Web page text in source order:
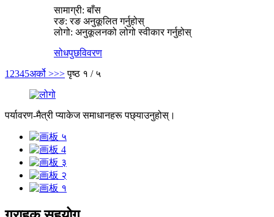
सामाग्री: बाँस
रङ: रङ अनुकूलित गर्नुहोस्
लोगो: अनुकूलनको लोगो स्वीकार गर्नुहोस्
सोधपुछविवरण
1 2345अर्को >>> पृष्ठ १ / ५
पर्यावरण-मैत्री प्याकेज समाधानहरू पछ्याउनुहोस्।